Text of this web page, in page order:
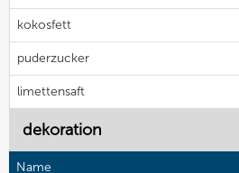
kokosfett
puderzucker
limettensaft
dekoration
Name